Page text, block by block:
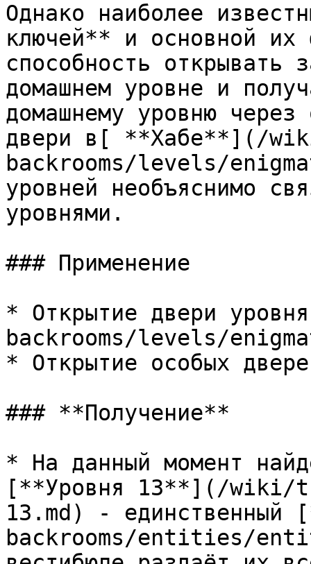
Однако наиболее
ключей** и основной их
способность открывать
домашнем уровне и
домашнему уровню через
двери в[ **Хабе**](/
backrooms/levels/
уровней необъяснимо
уровнями.
### Применение
* Открытие двери
backrooms/levels/
* Открытие особых
### **Получение**
* На данный момент
[**Уровня 13**](/wiki/
13.md) -
backrooms/entities/